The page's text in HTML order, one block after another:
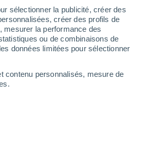
sélectionner la publicité, créer des
créer des profils de
mesurer la performance des
ou de combinaisons de
données limitées pour sélectionner
contenu personnalisés, mesure de
30°
Leaflet